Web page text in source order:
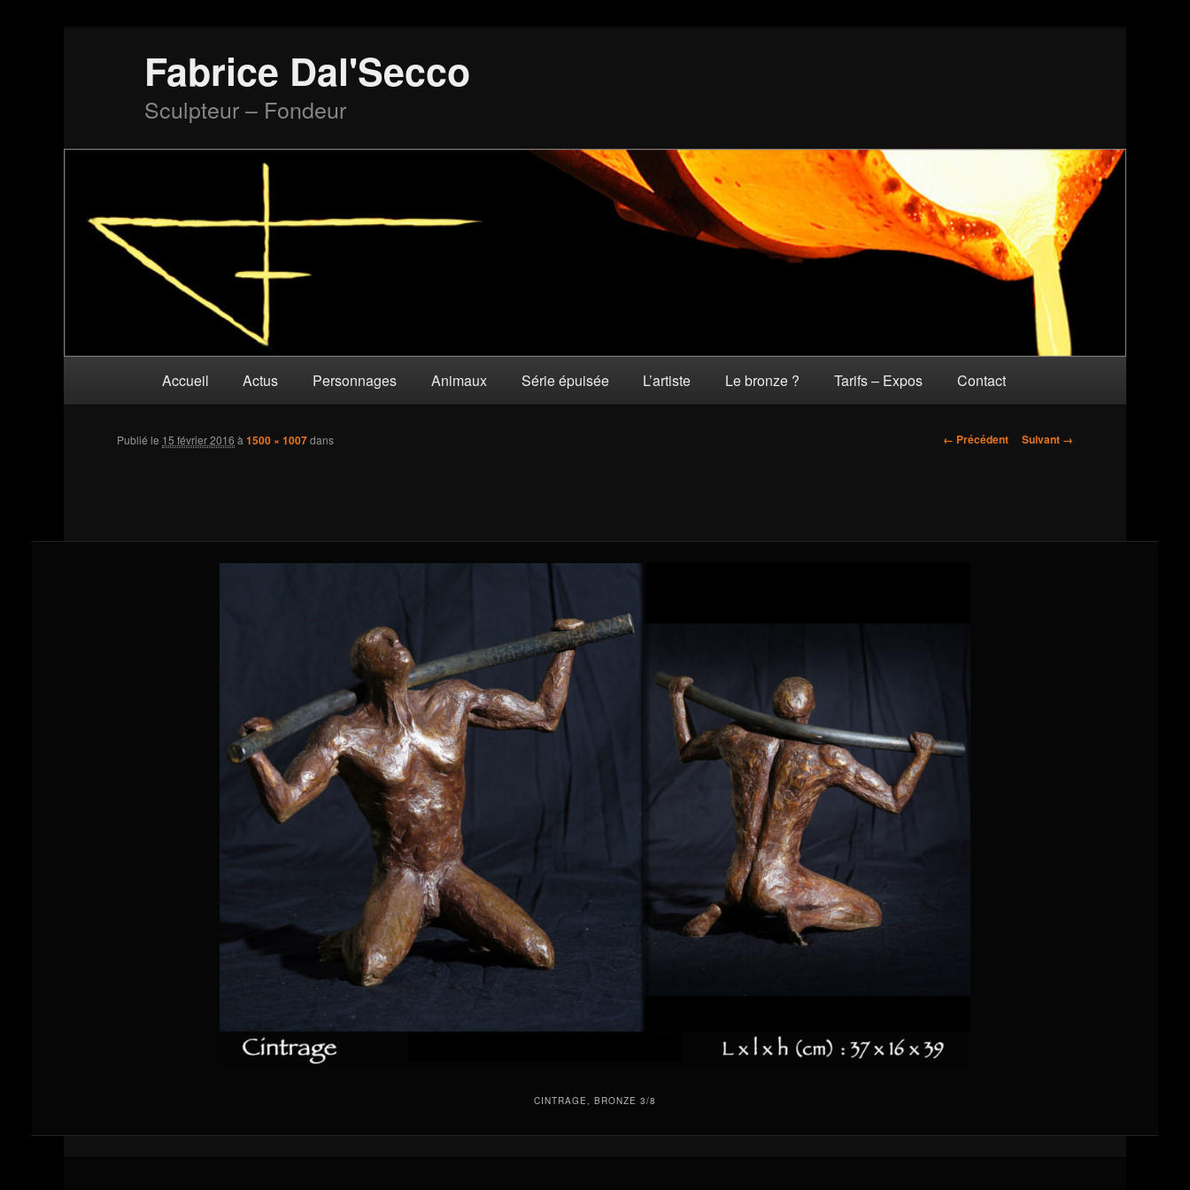
Fabrice Dal'Secco
Sculpteur – Fondeur
Aller
Accueil Actus Personnages Animaux Série épuisée L’artiste Le bronze ? Tarifs – Expos Contact
Navigation
← Précédent Suivant →
Publié le 15 février 2016 à 1500 × 1007dans
CINTRAGE, BRONZE 3/8